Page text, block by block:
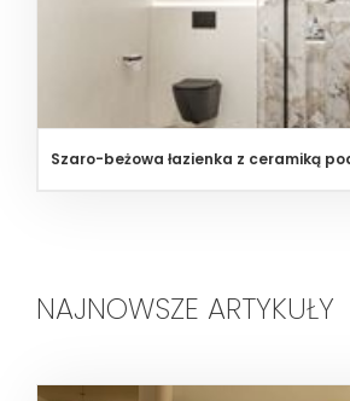
Szaro-beżowa łazienka z ceramiką
NAJNOWSZE ARTYKUŁY